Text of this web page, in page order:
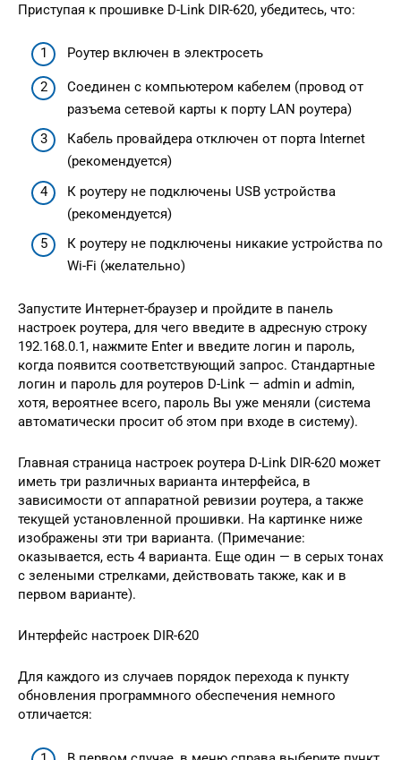
Приступая к прошивке D-Link DIR-620, убедитесь, что:
Роутер включен в электросеть
Соединен с компьютером кабелем (провод от
разъема сетевой карты к порту LAN роутера)
Кабель провайдера отключен от порта Internet
(рекомендуется)
К роутеру не подключены USB устройства
(рекомендуется)
К роутеру не подключены никакие устройства по
Wi-Fi (желательно)
Запустите Интернет-браузер и пройдите в панель
настроек роутера, для чего введите в адресную строку
192.168.0.1, нажмите Enter и введите логин и пароль,
когда появится соответствующий запрос. Стандартные
логин и пароль для роутеров D-Link — admin и admin,
хотя, вероятнее всего, пароль Вы уже меняли (система
автоматически просит об этом при входе в систему).
Главная страница настроек роутера D-Link DIR-620 может
иметь три различных варианта интерфейса, в
зависимости от аппаратной ревизии роутера, а также
текущей установленной прошивки. На картинке ниже
изображены эти три варианта. (Примечание:
оказывается, есть 4 варианта. Еще один — в серых тонах
с зелеными стрелками, действовать также, как и в
первом варианте).
Интерфейс настроек DIR-620
Для каждого из случаев порядок перехода к пункту
обновления программного обеспечения немного
отличается: